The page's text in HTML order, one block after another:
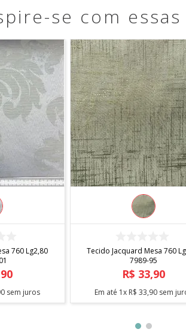
se com
760 Lg2,80
90
sem juros
Tecido Jacquard Mesa 760
7989-95
R$ 33,90
Em até 1x R$ 33,90 sem